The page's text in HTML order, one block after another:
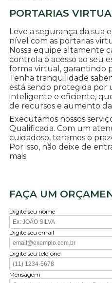
PORTARIAS
Leve a segurança da sua
nível com as portarias
Nossa equipe altamente
controla o acesso ao seu
forma virtual, garantindo
Tenha tranquilidade
está sendo protegida por
inteligente e eficiente,
de recursos e aumento
Executamos nossos
Qualificada. Com um
cuidadoso, teremos o
Por isso, não deixe de
mais.
FAÇA UM
Digite seu nome
Digite seu email
Digite seu telefone
Mensagem